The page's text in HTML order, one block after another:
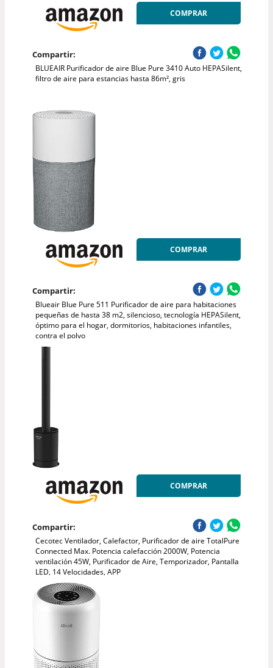
COMPRAR
Compartir:
BLUEAIR Purificador de aire Blue Pure 3410 Auto HEPASilent,
filtro de aire para estancias hasta 86m², gris
COMPRAR
Compartir:
Blueair Blue Pure 511 Purificador de aire para habitaciones
pequeñas de hasta 38 m2, silencioso, tecnología HEPASilent,
óptimo para el hogar, dormitorios, habitaciones infantiles,
contra el polvo
COMPRAR
Compartir:
Cecotec Ventilador, Calefactor, Purificador de aire TotalPure
Connected Max. Potencia calefacción 2000W, Potencia
ventilación 45W, Purificador de Aire, Temporizador, Pantalla
LED, 14 Velocidades, APP